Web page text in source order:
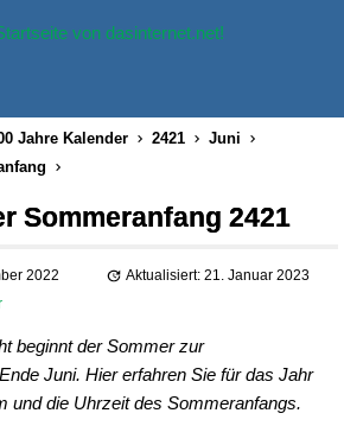
Jahre Kalender 2421
Juni
Sommeranfang 2421
2022
Aktualisiert: 21. Januar 2023
beginnt der Sommer zur
Juni. Hier erfahren Sie für das Jahr
und die Uhrzeit des Sommeranfangs.